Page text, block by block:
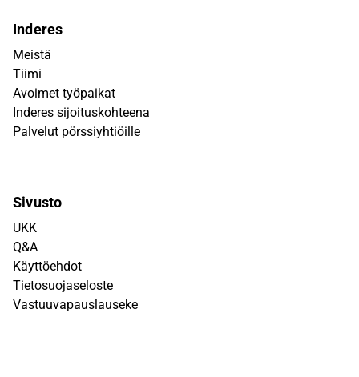
Inderes
Meistä
Tiimi
Avoimet työpaikat
Inderes sijoituskohteena
Palvelut pörssiyhtiöille
Sivusto
UKK
Q&A
Käyttöehdot
Tietosuojaseloste
Vastuuvapauslauseke